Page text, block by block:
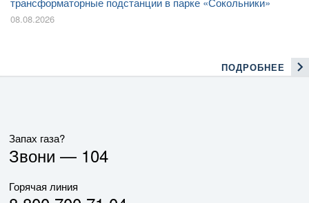
08.08.2026
ПОДРОБНЕЕ
Запах газа?
Звони — 104
Горячая линия